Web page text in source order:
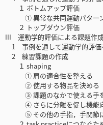
１ ボトムアップ評価
① 異常な共同運動パターン
２ トップダウン評価
III 運動学的評価による課題作
1 事例を通して運動学的評価
2 練習課題の作成
１ shaping
① 肩の適合性を整える
② 使用する物品を決める
③ 課題のなかで使える手
④ さらに分離を促し機能向
⑤ その他の手指，手関節に